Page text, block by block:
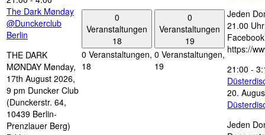
The Dark Mønday
@Dunckerclub
Berlin
THE DARK
MØNDAY Mønday,
17th August 2026,
9 pm Duncker Club
(Dunckerstr. 64,
10439 Berlin-
Prenzlauer Berg)
0
Veranstaltungen
18
0 Veranstaltungen,
18
0
Veranstaltungen
19
0 Veranstaltungen,
19
Jeden
21.00
https://
21:00 -
20.
Jeden